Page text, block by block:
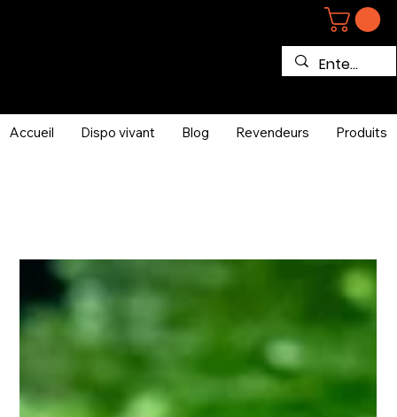
Accueil Dispo vivant Blog Revendeurs Produits